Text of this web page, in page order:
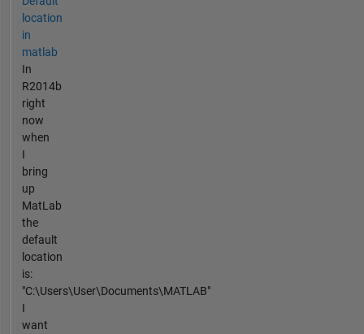
location
in
matlab
In
R2014b
right
now
when
I
bring
up
MatLab
the
default
location
is:
"C:\Users\User\Documents\MATLAB"
I
want